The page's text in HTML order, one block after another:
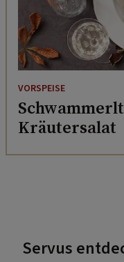
VORSPEISE
Kräutersalat
Servus